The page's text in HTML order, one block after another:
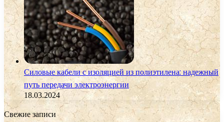
Силовые кабели с изоляцией из полиэтилена: надежный
путь передачи электроэнергии
18.03.2024
Свежие записи